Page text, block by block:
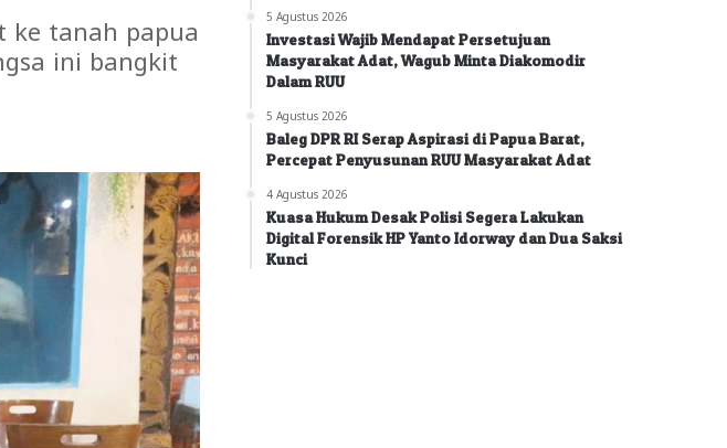
ke tanah papua
ini bangkit
5 Agustus 2026
Investasi Wajib Mendapat Persetujuan
Masyarakat Adat, Wagub Minta Diakomodir
Dalam RUU
5 Agustus 2026
Baleg DPR RI Serap Aspirasi di Papua Barat,
Percepat Penyusunan RUU Masyarakat Adat
4 Agustus 2026
Kuasa Hukum Desak Polisi Segera Lakukan
Digital Forensik HP Yanto Idorway dan Dua Saksi
Kunci